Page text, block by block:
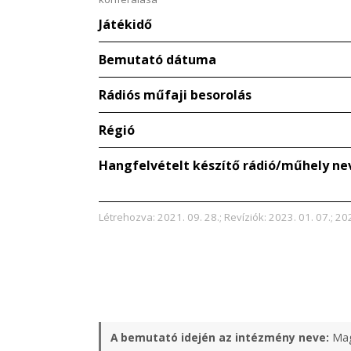
Játékidő
Bemutató dátuma
Rádiós műfaji besorolás
Régió
Hangfelvételt készítő rádió/műhely
Létrehozva: 2021. 09. 28.; Revíziók: 2023. 01. 07.;
A bemutató idején az intézmény neve: